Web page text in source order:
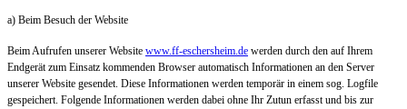
a) Beim Besuch der Website
Beim Aufrufen unserer Website www.ff-eschersheim.de werden durch den auf Ihrem
Endgerät zum Einsatz kommenden Browser automatisch Informationen an den Server
unserer Website gesendet. Diese Informationen werden temporär in einem sog. Logfile
gespeichert. Folgende Informationen werden dabei ohne Ihr Zutun erfasst und bis zur